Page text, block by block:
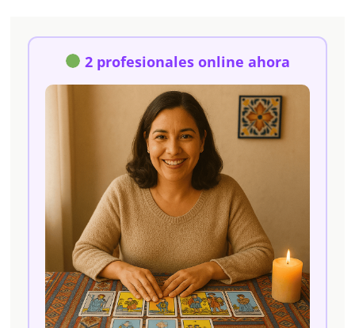
2 profesionales online ahora